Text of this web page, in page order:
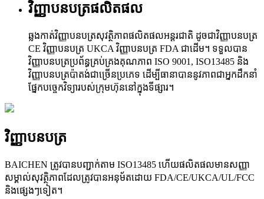
វិញ្ញាបនបត្រផលិតផល
ឆ្លងកាត់វិញ្ញាបនបត្រសុវត្ថិភាពផលិតផលអន្តរជាតិ ដូចជាវិញ្ញាបនបត្រ
CE វិញ្ញាបនបត្រ UKCA វិញ្ញាបនបត្រ FDA ​​ជាដើម។ ទទួលបាន
វិញ្ញាបនបត្រប្រព័ន្ធគ្រប់គ្រងគុណភាព ISO 9001, ISO13485 និង
វិញ្ញាបនបត្រប៉ាតង់ជាច្រើនប្រភេទ ដើម្បីធានាបាននូវភាពជាអ្នកដឹកនាំ
ផ្នែកបច្ចេកវិទ្យារបស់ក្រុមហ៊ុននៅក្នុងទីផ្សារ។
វិញ្ញាបនបត្រ
BAICHEN ត្រូវបានបញ្ជាក់តាម ISO13485 ហើយផលិតផលមានសញ្ញា
សម្គាល់សុវត្ថិភាពដែលត្រូវបានអនុម័តដោយ FDA/CE/UKCA/UL/FCC
និងផ្សេងៗទៀត។